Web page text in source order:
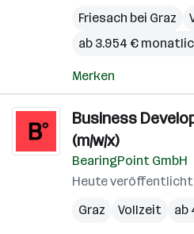
Friesach bei Graz
ab 3.954 €
Merken
Business
(m/w/x)
BearingPoint GmbH
Heute veröffentlicht
Graz
Vollzeit ab